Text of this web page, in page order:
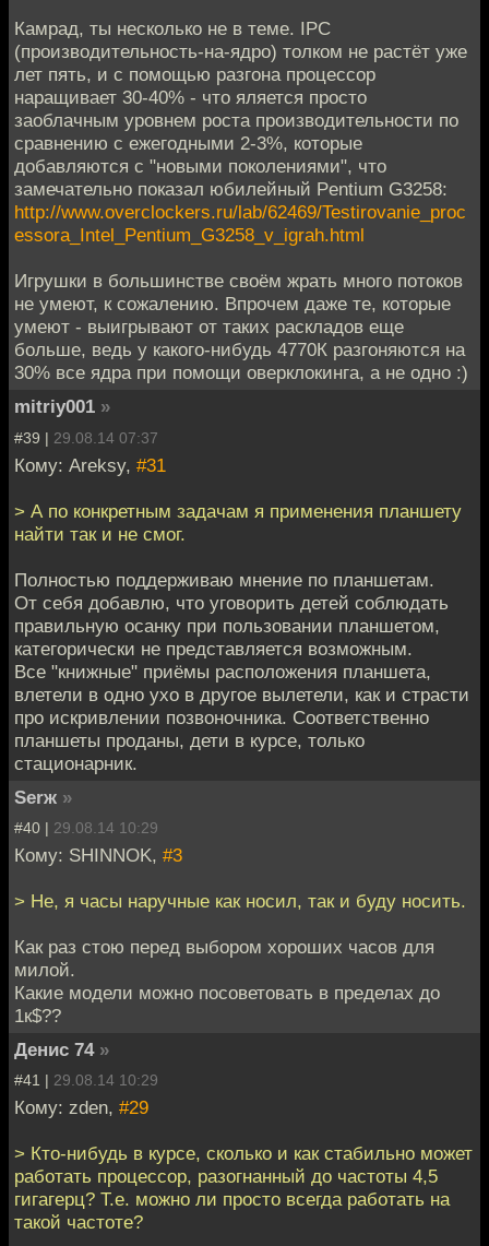
Камрад, ты несколько не в теме. IPC
(производительность-на-ядро) толком не растёт уже
лет пять, и с помощью разгона процессор
наращивает 30-40% - что яляется просто
заоблачным уровнем роста производительности по
сравнению с ежегодными 2-3%, которые
добавляются с "новыми поколениями", что
замечательно показал юбилейный Pentium G3258:
http://www.overclockers.ru/lab/62469/Testirovanie_proc
essora_Intel_Pentium_G3258_v_igrah.html
Игрушки в большинстве своём жрать много потоков
не умеют, к сожалению. Впрочем даже те, которые
умеют - выигрывают от таких раскладов еще
больше, ведь у какого-нибудь 4770К разгоняются на
30% все ядра при помощи оверклокинга, а не одно :)
mitriy001 »
#39 | 29.08.14 07:37
Кому: Areksy, #31
> А по конкретным задачам я применения планшету
найти так и не смог.
Полностью поддерживаю мнение по планшетам.
От себя добавлю, что уговорить детей соблюдать
правильную осанку при пользовании планшетом,
категорически не представляется возможным.
Все "книжные" приёмы расположения планшета,
влетели в одно ухо в другое вылетели, как и страсти
про искривлении позвоночника. Соответственно
планшеты проданы, дети в курсе, только
стационарник.
Serж »
#40 | 29.08.14 10:29
Кому: SHINNOK, #3
> Не, я часы наручные как носил, так и буду носить.
Как раз стою перед выбором хороших часов для
милой.
Какие модели можно посоветовать в пределах до
1к$??
Денис 74 »
#41 | 29.08.14 10:29
Кому: zden, #29
> Кто-нибудь в курсе, сколько и как стабильно может
работать процессор, разогнанный до частоты 4,5
гигагерц? Т.е. можно ли просто всегда работать на
такой частоте?